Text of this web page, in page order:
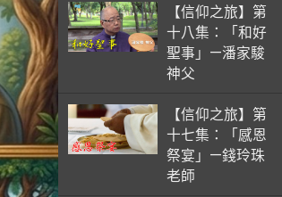
【信仰之旅】第
十八集：「和好
聖事」—潘家駿
神父
【信仰之旅】第
十七集：「感恩
祭宴」—錢玲珠
老師